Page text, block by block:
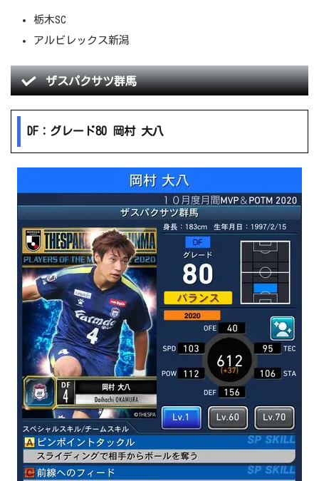
栃木SC
アルビレックス新潟
ザスパクサツ群馬
DF：グレード80 岡村 大八